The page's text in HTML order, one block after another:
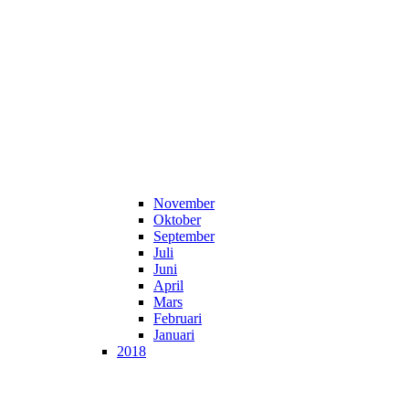
November
Oktober
September
Juli
Juni
April
Mars
Februari
Januari
2018